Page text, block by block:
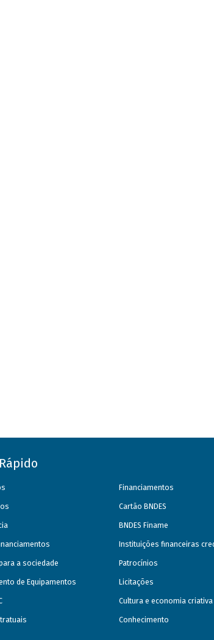
a sociedade
de Equipamentos
Financiamentos
Cartão BNDES
BNDES Finame
Instituições financeiras
Patrocínios
Licitações
Cultura e economia criativa
Conhecimento